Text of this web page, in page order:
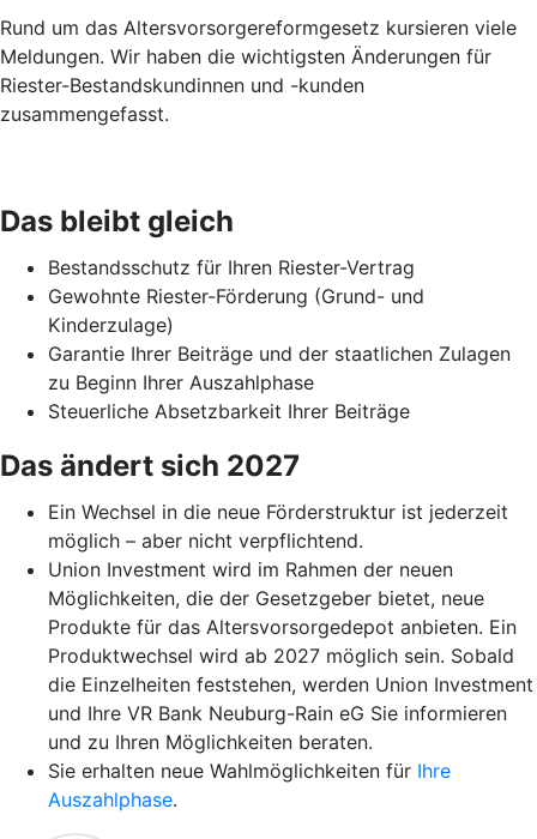
Rund um das Altersvorsorgereformgesetz kursieren viele
Meldungen. Wir haben die wichtigsten Änderungen für
Riester-Bestandskundinnen und -kunden
zusammengefasst.
Das bleibt gleich
Bestandsschutz für Ihren Riester-Vertrag
Gewohnte Riester-Förderung (Grund- und
Kinderzulage)
Garantie Ihrer Beiträge und der staatlichen Zulagen
zu Beginn Ihrer Auszahlphase
Steuerliche Absetzbarkeit Ihrer Beiträge
Das ändert sich 2027
Ein Wechsel in die neue Förderstruktur ist jederzeit
möglich – aber nicht verpflichtend.
Union Investment wird im Rahmen der neuen
Möglichkeiten, die der Gesetzgeber bietet, neue
Produkte für das Altersvorsorgedepot anbieten. Ein
Produktwechsel wird ab 2027 möglich sein. Sobald
die Einzelheiten feststehen, werden Union Investment
und Ihre VR Bank Neuburg-Rain eG Sie informieren
und zu Ihren Möglichkeiten beraten.
Sie erhalten neue Wahlmöglichkeiten für Ihre
Auszahlphase.